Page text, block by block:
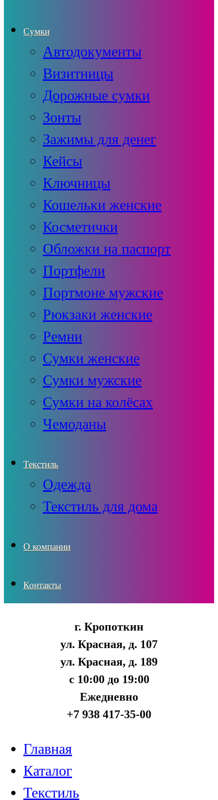
Сумки
Автодокументы
Визитницы
Дорожные сумки
Зонты
Зажимы для денег
Кейсы
Ключницы
Кошельки женские
Косметички
Обложки на паспорт
Портфели
Портмоне мужские
Рюкзаки женские
Ремни
Сумки женские
Сумки мужские
Сумки на колёсах
Чемоданы
Текстиль
Одежда
Текстиль для дома
О компании
Контакты
г. Кропоткин
ул. Красная, д. 107
ул. Красная, д. 189
с 10:00 до 19:00
Ежедневно
+7 938 417-35-00
Главная
Каталог
Текстиль